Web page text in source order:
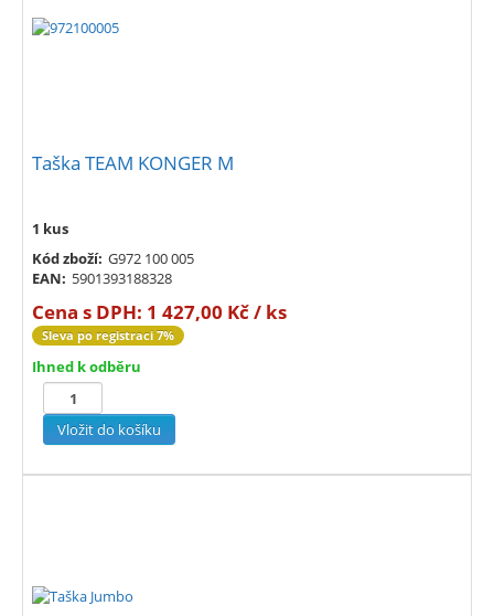
Taška TEAM KONGER M
1 kus
Kód zboží: G972 100 005
EAN: 5901393188328
Cena s DPH: 1 427,00 Kč / ks
Sleva po registraci 7%
Ihned k odběru